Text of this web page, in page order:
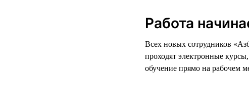
Работа
Всех новых сотрудников
проходят электронные
обучение прямо на рабочем